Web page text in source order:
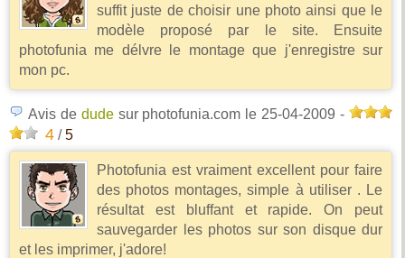
suffit juste de choisir une photo ainsi que le
modèle proposé par le site. Ensuite
photofunia me délvre le montage que j'enregistre sur
mon pc.
Avis de dudesur photofunia.com le 25-04-2009 -
4 /5
Photofunia est vraiment excellent pour faire
des photos montages, simple à utiliser . Le
résultat est bluffant et rapide. On peut
sauvegarder les photos sur son disque dur
et les imprimer, j'adore!